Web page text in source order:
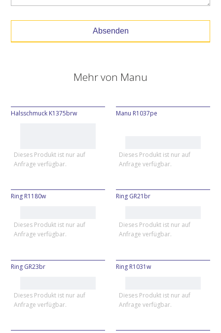
Absenden
Mehr von Manu
Halsschmuck K1375brw
Dieses Produkt ist nur auf
Anfrage verfügbar.
Manu R1037pe
Dieses Produkt ist nur auf
Anfrage verfügbar.
Ring R1180w
Dieses Produkt ist nur auf
Anfrage verfügbar.
Ring GR21br
Dieses Produkt ist nur auf
Anfrage verfügbar.
Ring GR23br
Dieses Produkt ist nur auf
Anfrage verfügbar.
Ring R1031w
Dieses Produkt ist nur auf
Anfrage verfügbar.